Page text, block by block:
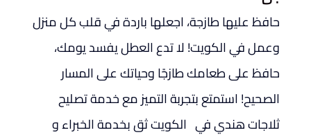
حافظ عليها طازجة، اجعلها باردة في قلب كل منزل
وعمل في الكويت! لا تدع العطل يفسد يومك،
حافظ على طعامك طازجًا وحياتك على المسار
الصحيح! استمتع بتجربة التميز مع خدمة تصليح
ثلاجات هندي في الكويت ثق بخدمة الخبراء و